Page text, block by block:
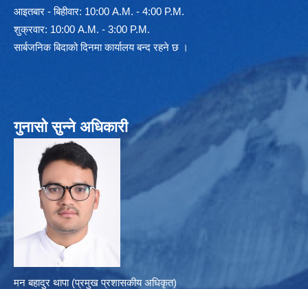
आइतबार - बिहीवार: 10:00 A.M. - 4:00 P.M.
शुक्रवार: 10:00 A.M. - 3:00 P.M.
सार्बजनिक बिदाको दिनमा कार्यालय बन्द रहने छ ।
गुनासो सुन्ने अधिकारी
मन बहादुर थापा (प्रमुख प्रशासकीय अधिकृत)